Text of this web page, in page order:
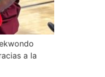
a la